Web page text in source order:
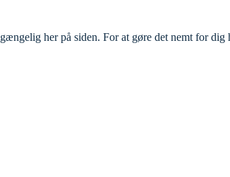
her på siden. For at gøre det nemt for dig